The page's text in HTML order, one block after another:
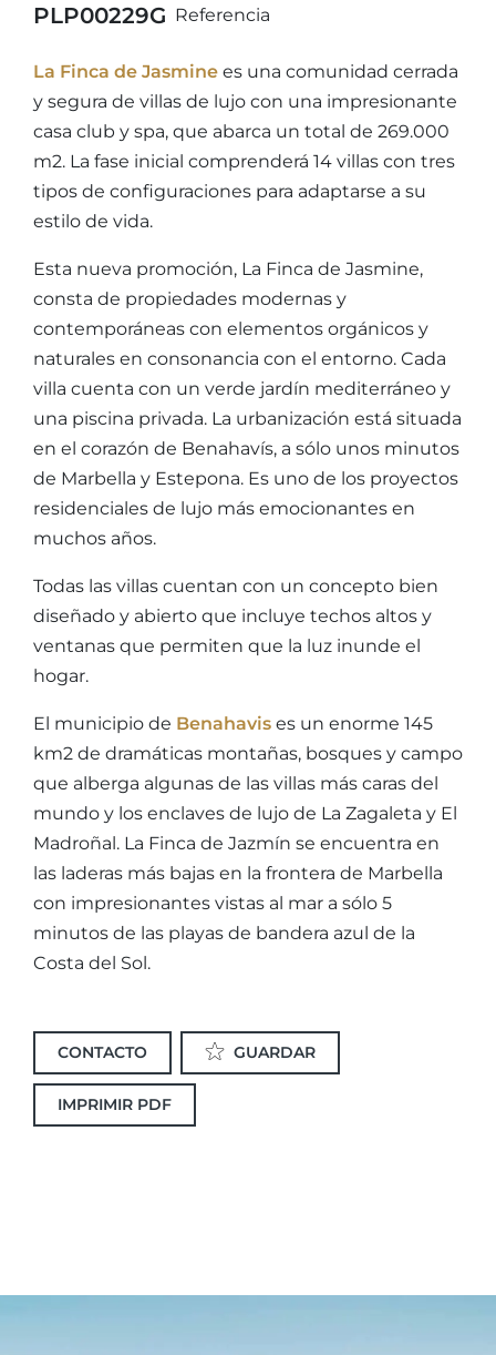
PLP00229G Referencia
La Finca de Jasmine es una comunidad cerrada
y segura de villas de lujo con una impresionante
casa club y spa, que abarca un total de 269.000
m2. La fase inicial comprenderá 14 villas con tres
tipos de configuraciones para adaptarse a su
estilo de vida.
Esta nueva promoción, La Finca de Jasmine,
consta de propiedades modernas y
contemporáneas con elementos orgánicos y
naturales en consonancia con el entorno. Cada
villa cuenta con un verde jardín mediterráneo y
una piscina privada. La urbanización está situada
en el corazón de Benahavís, a sólo unos minutos
de Marbella y Estepona. Es uno de los proyectos
residenciales de lujo más emocionantes en
muchos años.
Todas las villas cuentan con un concepto bien
diseñado y abierto que incluye techos altos y
ventanas que permiten que la luz inunde el
hogar.
El municipio de Benahavis es un enorme 145
km2 de dramáticas montañas, bosques y campo
que alberga algunas de las villas más caras del
mundo y los enclaves de lujo de La Zagaleta y El
Madroñal. La Finca de Jazmín se encuentra en
las laderas más bajas en la frontera de Marbella
con impresionantes vistas al mar a sólo 5
minutos de las playas de bandera azul de la
Costa del Sol.
CONTACTO GUARDAR
IMPRIMIR PDF